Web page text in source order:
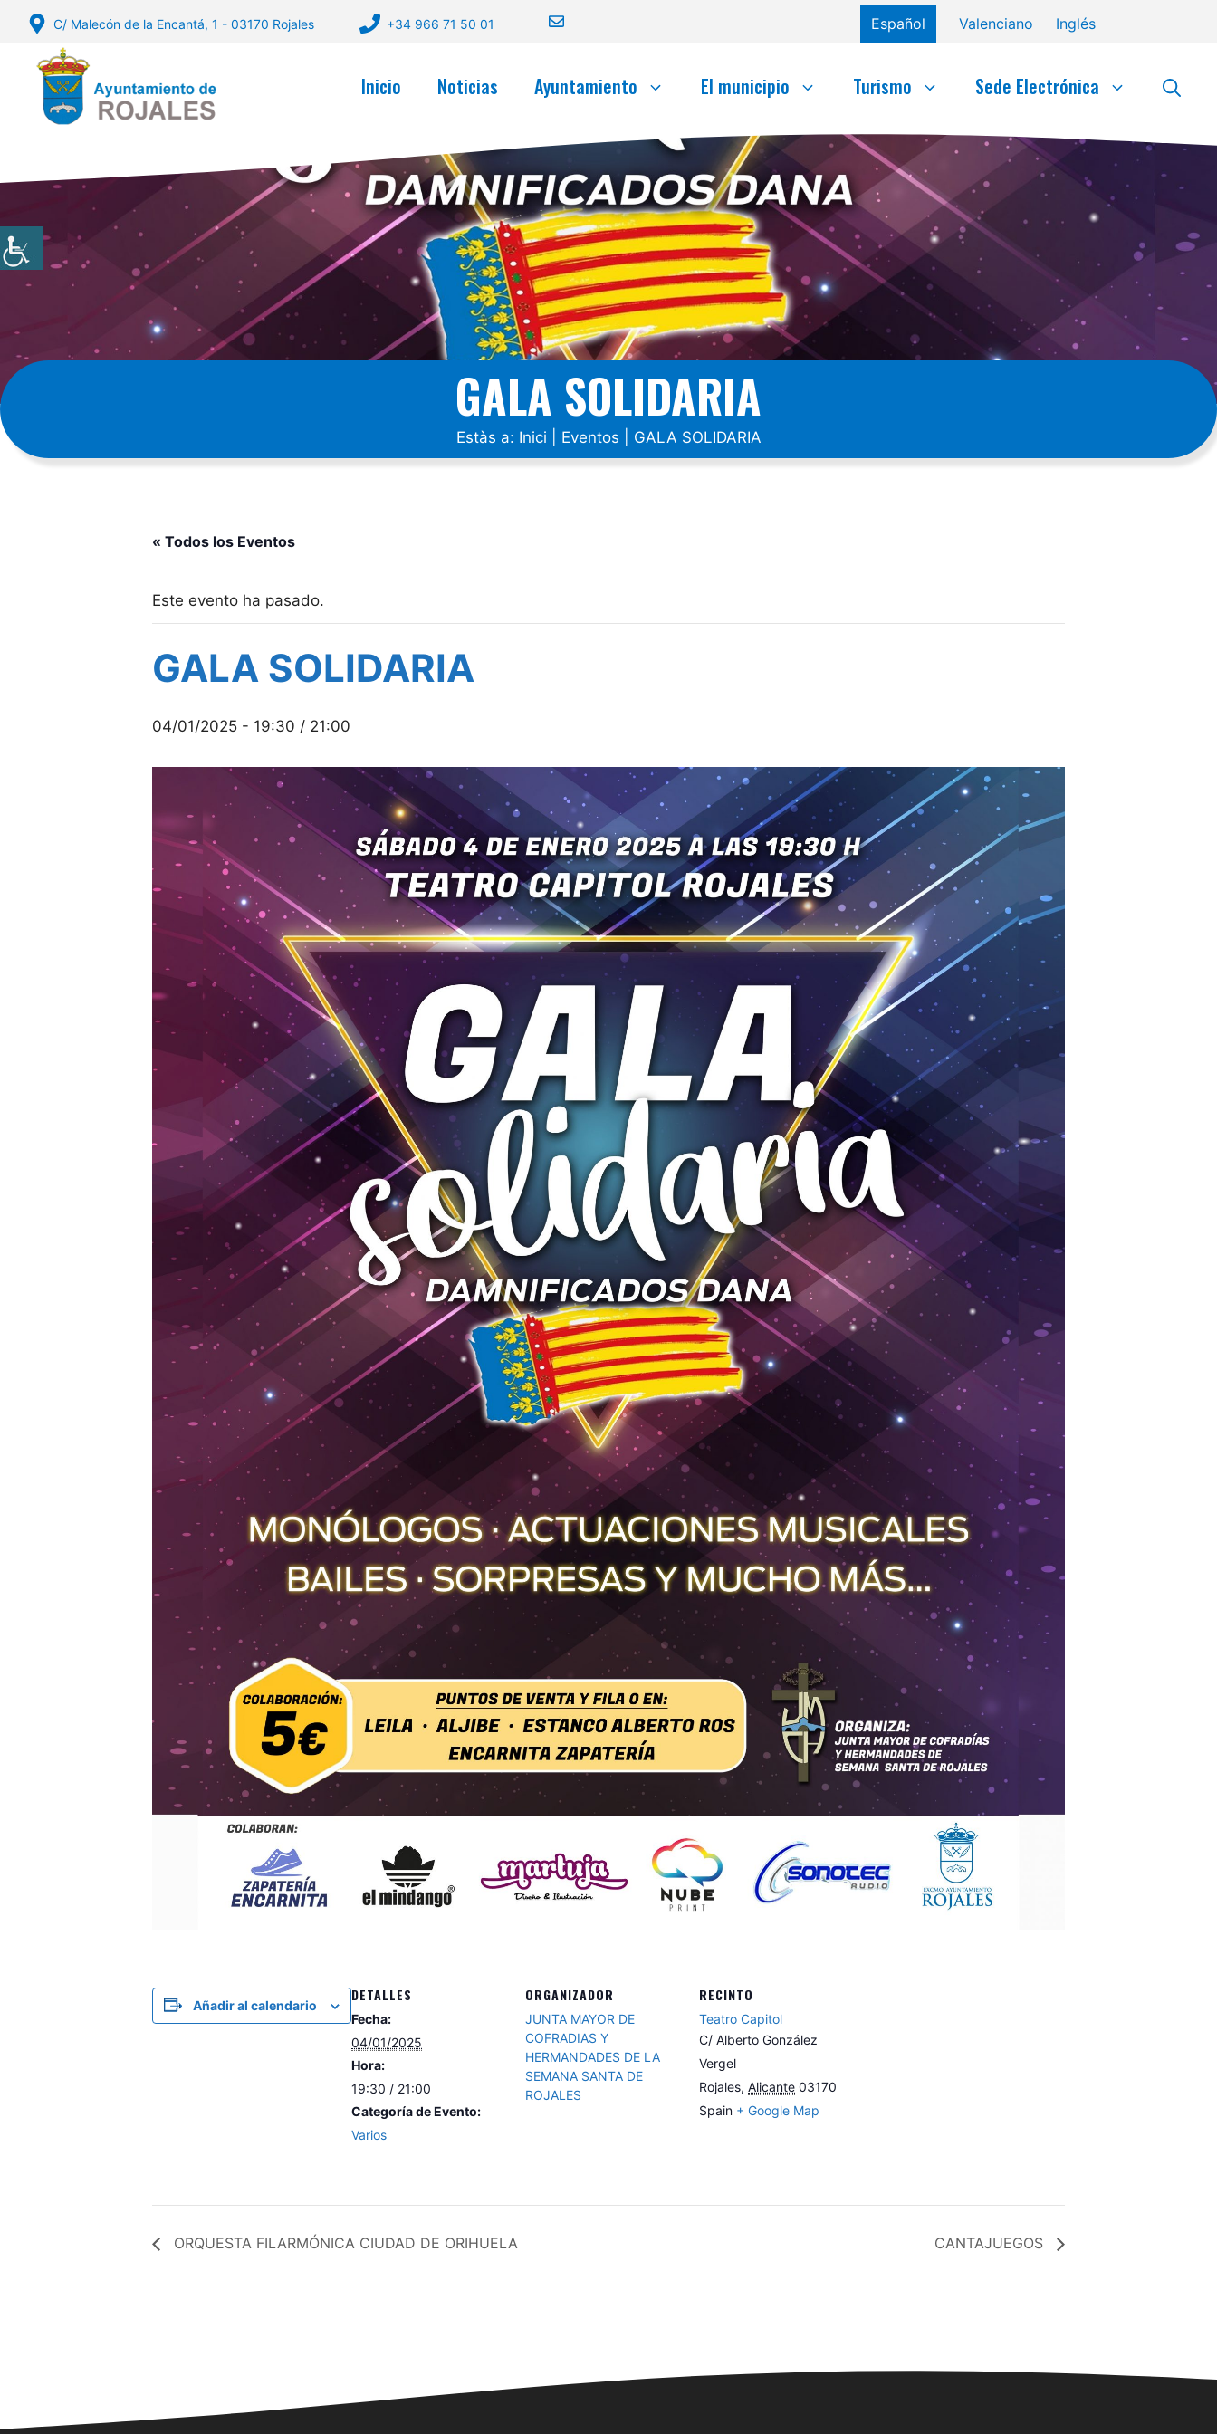
Saltar
contenido
C/ Malecón de la Encantá, 1 - 03170 Rojales +34 966 71 50 01 Español Valenciano Inglés
Inicio Noticias Ayuntamiento El municipio Turismo Sede Electrónica
GALA SOLIDARIA
Estàs a: Inici Eventos GALA SOLIDARIA
« Todos los Eventos
Este evento ha pasado.
GALA SOLIDARIA
04/01/2025 - 19:30 / 21:00
Añadir al calendario
DETALLES
Fecha:
04/01/2025
Hora:
19:30 / 21:00
Categoría de Evento:
Varios
ORGANIZADOR
JUNTA MAYOR DE
COFRADIAS Y
HERMANDADES DE LA
SEMANA SANTA DE
ROJALES
RECINTO
Teatro Capitol
C/ Alberto González
Vergel
Rojales, Alicante 03170
Spain + Google Map
ORQUESTA FILARMÓNICA CIUDAD DE ORIHUELA CANTAJUEGOS